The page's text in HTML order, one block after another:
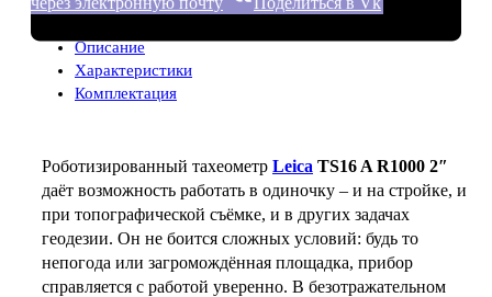
Описание
Характеристики
Комплектация
Роботизированный тахеометр Leica TS16 A R1000 2″
даёт возможность работать в одиночку – и на стройке, и
при топографической съёмке, и в других задачах
геодезии. Он не боится сложных условий: будь то
непогода или загромождённая площадка, прибор
справляется с работой уверенно. В безотражательном